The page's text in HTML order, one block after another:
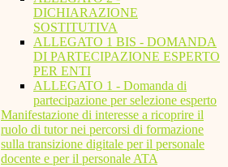
DICHIARAZIONE
SOSTITUTIVA
ALLEGATO 1 BIS - DOMANDA
DI PARTECIPAZIONE ESPERTO
PER ENTI
ALLEGATO 1 - Domanda di
partecipazione per selezione esperto
Manifestazione di interesse a ricoprire il
ruolo di tutor nei percorsi di formazione
sulla transizione digitale per il personale
docente e per il personale ATA